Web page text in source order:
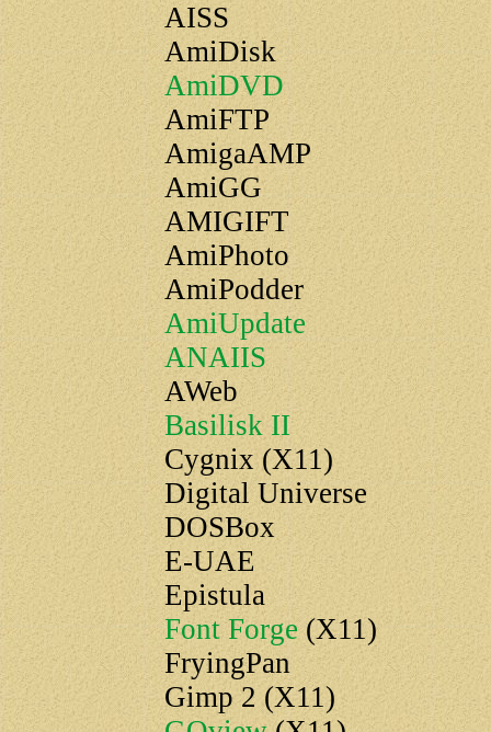
AISS
AmiDisk
AmiDVD
AmiFTP
AmigaAMP
AmiGG
AMIGIFT
AmiPhoto
AmiPodder
AmiUpdate
ANAIIS
AWeb
Basilisk II
Cygnix (X11)
Digital Universe
DOSBox
E-UAE
Epistula
Font Forge(X11)
FryingPan
Gimp 2 (X11)